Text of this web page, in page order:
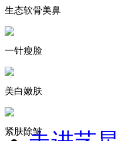
生态软骨美鼻
一针瘦脸
美白嫩肤
紧肤除皱